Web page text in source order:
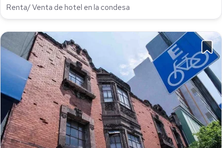
Renta/ Venta de hotel en la condesa